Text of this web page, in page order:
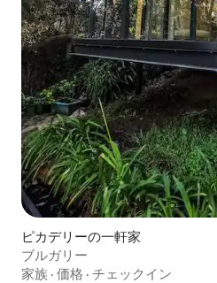
ピカデリーの一軒家
ブルガリー
家族 · 価格 · チェックイン